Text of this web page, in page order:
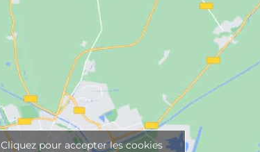
Cliquez pour accepter les cookies